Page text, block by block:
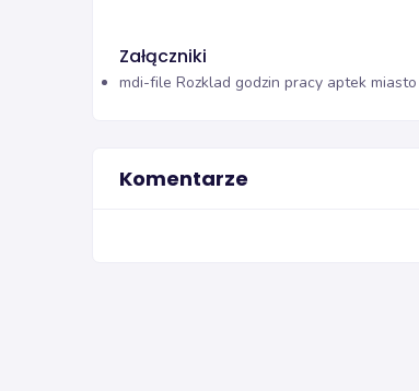
Załączniki
mdi-file Rozklad godzin pracy aptek
Komentarze